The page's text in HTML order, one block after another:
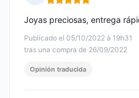
Nota: 5 de 5
Publicado el 05/10/2022 à 19h31
tras una compra de 26/09/2022
Joyas preciosas, entrega
Opinión traducida